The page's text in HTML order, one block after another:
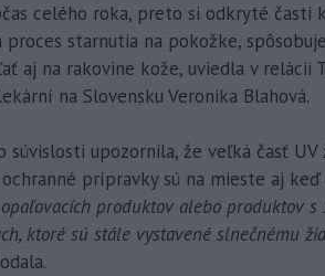
celého roka, preto si odkryté časti
proces starnutia na pokožke,
aj na rakovine kože, uviedla v relácii
na Slovensku Veronika Blahová.
súvislosti upozornila, že veľká časť
prípravky sú na mieste aj
produktov alebo produktov
ktoré sú stále vystavené slnečnému